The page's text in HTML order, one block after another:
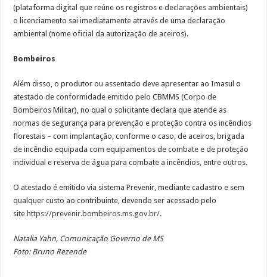
(plataforma digital que reúne os registros e declarações ambientais)
o licenciamento sai imediatamente através de uma declaração
ambiental (nome oficial da autorização de aceiros).
Bombeiros
Além disso, o produtor ou assentado deve apresentar ao Imasul o
atestado de conformidade emitido pelo CBMMS (Corpo de
Bombeiros Militar), no qual o solicitante declara que atende as
normas de segurança para prevenção e proteção contra os incêndios
florestais – com implantação, conforme o caso, de aceiros, brigada
de incêndio equipada com equipamentos de combate e de proteção
individual e reserva de água para combate a incêndios, entre outros.
O atestado é emitido via sistema Prevenir, mediante cadastro e sem
qualquer custo ao contribuinte, devendo ser acessado pelo
site https://prevenir.bombeiros.ms.gov.br/.
Natalia Yahn, Comunicação Governo de MS
Foto: Bruno Rezende